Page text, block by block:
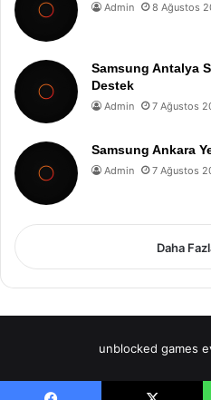
Admin 8 Ağustos
Samsung Antalya
Destek
Admin 7 Ağustos
Samsung Ankara
Admin 7 Ağustos
Daha
unblocked games